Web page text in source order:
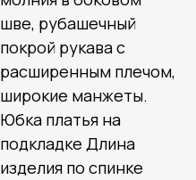
шве, рубашечный
покрой рукава с
расширенным плечом,
широкие манжеты.
Юбка платья на
подкладке Длина
изделия по спинке